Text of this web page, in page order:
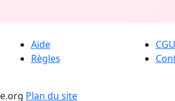
Aide
Règles
CGU
Plan du site